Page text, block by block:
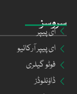
سروسز
ای پیپر
ای پیپر آرکائیو
فوٹو گیلری
ڈاؤنلوڈز